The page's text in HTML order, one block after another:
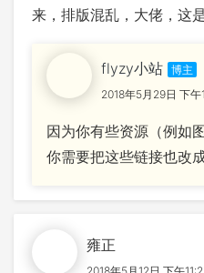
来，排版混乱，大佬，这
flyzy小站
2018年5月29日 下午
因为你有些资源（例如
你需要把这些链接也改
雍正